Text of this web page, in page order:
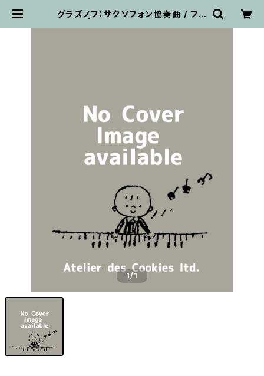
グラズノフ：サクソフォン協奏曲 / フル
1/1